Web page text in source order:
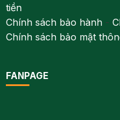
tiền
Chính sách bảo hành-
Chính sách bảo mật
FANPAGE